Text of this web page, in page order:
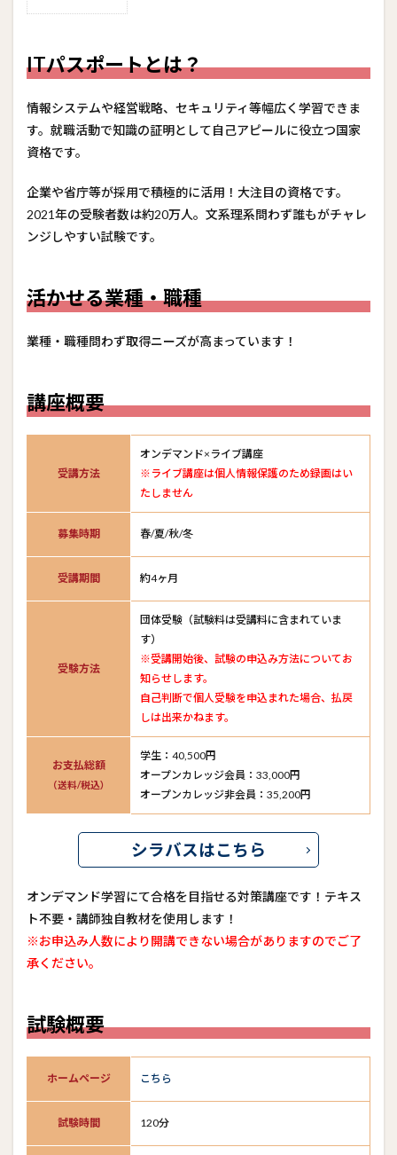
ート
と
2
活か
せる
職種
講座
4
試験
5
声
ITパスポートとは？
情報システムや経営戦略、セキュリティ等幅広く学習できま
す。就職活動で知識の証明として自己アピールに役立つ国家
資格です。
企業や省庁等が採用で積極的に活用！大注目の資格です。
2021年の受験者数は約20万人。文系理系問わず誰もがチャレ
ンジしやすい試験です。
活かせる業種・職種
業種・職種問わず取得ニーズが高まっています！
講座概要
受講方法
オンデマンド×ライブ講座
※ライブ講座は個人情報保護のため録画はい
たしません
募集時期 春/夏/秋/冬
受講期間 約4ヶ月
受験方法
団体受験（試験料は受講料に含まれていま
す）
※受講開始後、試験の申込み方法についてお
知らせします。
自己判断で個人受験を申込まれた場合、払戻
しは出来かねます。
お支払総額
（送料/税込）
学生：40,500円
オープンカレッジ会員：33,000円
オープンカレッジ非会員：35,200円
シラバスはこちら
オンデマンド学習にて合格を目指せる対策講座です！テキス
ト不要・講師独自教材を使用します！
※お申込み人数により開講できない場合がありますのでご了
承ください。
試験概要
ホームページ こちら
試験時間 120分